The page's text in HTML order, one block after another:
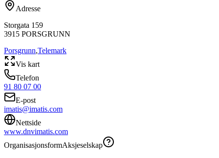
Adresse
Storgata 159
3915 PORSGRUNN
Porsgrunn,Telemark
Vis kart
Telefon
91 80 07 00
E-post
imatis@imatis.com
Nettside
www.dnvimatis.com
OrganisasjonsformAksjeselskap